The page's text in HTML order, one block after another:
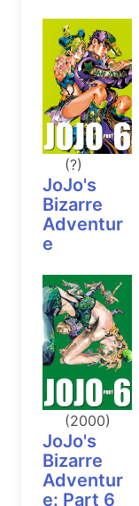
(?)
JoJo's
Bizarre
Adventur
e
(2000)
JoJo's
Bizarre
Adventur
e: Part 6